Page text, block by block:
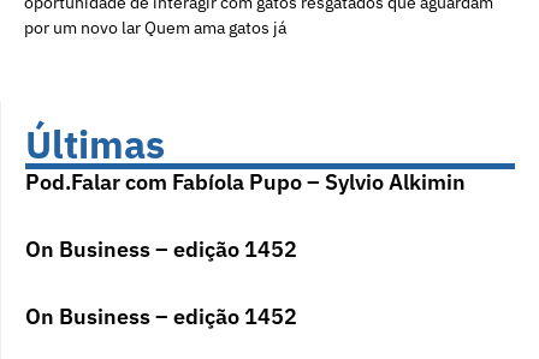
por um novo lar Quem ama gatos já
Últimas
Pod.Falar com Fabíola Pupo – Sylvio Alkimin
On Business – edição 1452
On Business – edição 1452